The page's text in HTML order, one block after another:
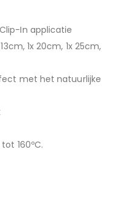
In applicatie
1x 20cm, 1x 25cm,
met het natuurlijke
160ºC.